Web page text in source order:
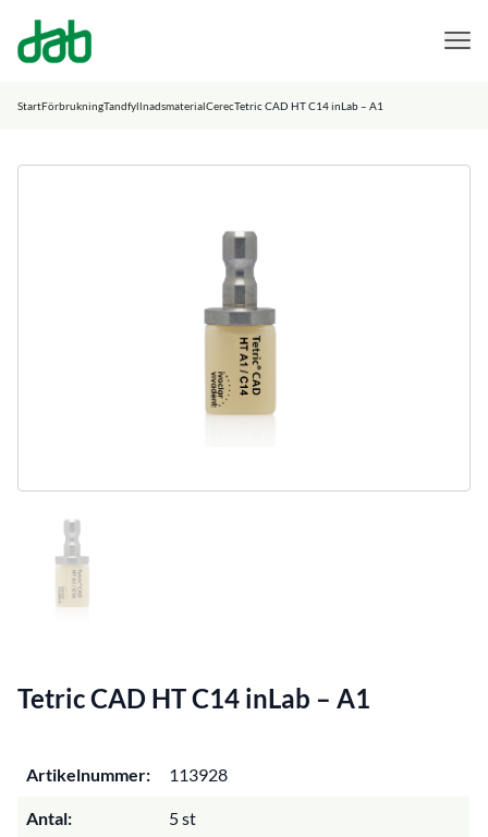
DAB Dental
StartFörbrukningTandfyllnadsmaterialCerecTetric CAD HT C14 inLab – A1
Tetric CAD HT C14 inLab – A1
Artikelnummer: 113928
Antal: 5 st